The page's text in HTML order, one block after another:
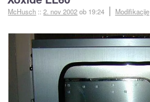
McHusch ::2. nov 2002ob 19:24 Modifikacije